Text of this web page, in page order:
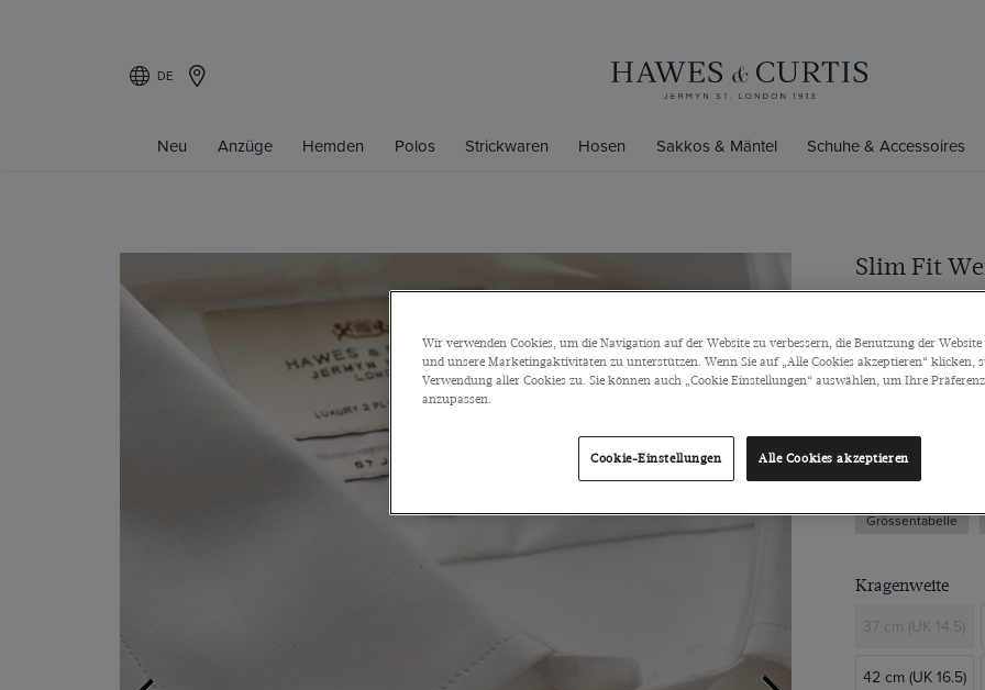
DE
Neu Anzüge Hemden Polos Strickwaren Hosen Sakkos & Mäntel Schuhe & Accessoires
Slim Fit
€79 / 3 für
Grössentabelle
Kragenweite
37 cm (UK 14.5)
42 cm (UK 16.5)
Wir verwenden Cookies, um die Navigation auf der Website zu verbessern, die Benutzung der
und unsere Marketingaktivitäten zu unterstützen. Wenn Sie auf „Alle Cookies akzeptieren“ klicken,
Verwendung aller Cookies zu. Sie können auch „Cookie Einstellungen“ auswählen, um Ihre
anzupassen.
Cookie-Einstellungen Alle Cookies akzeptieren